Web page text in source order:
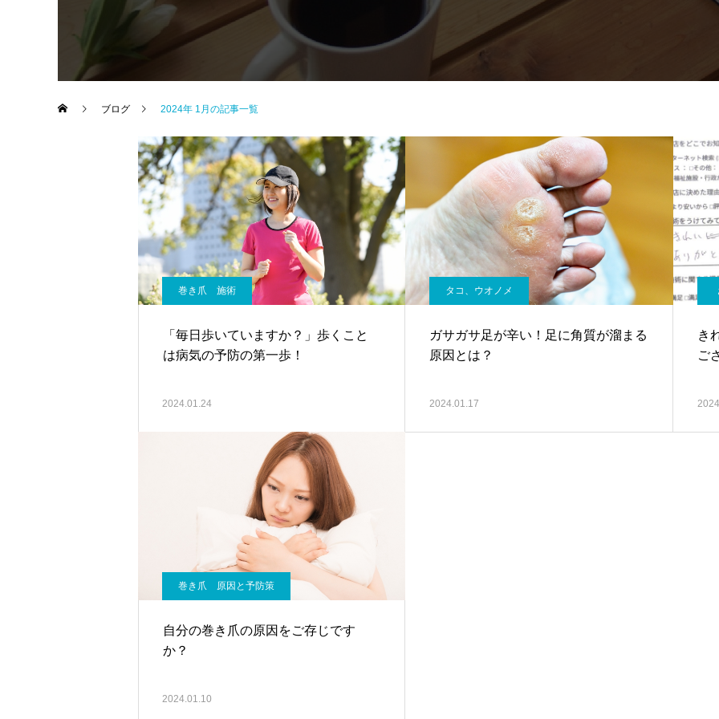
ブログ 2024年 1月の記事一覧
巻き爪 施術
「毎日歩いていますか？」歩くこと
は病気の予防の第一歩！
2024.01.24
タコ、ウオノメ
ガサガサ足が辛い！足に角質が溜まる
原因とは？
2024.01.17
き
ご
巻き爪 原因と予防策
自分の巻き爪の原因をご存じです
か？
2024.01.10